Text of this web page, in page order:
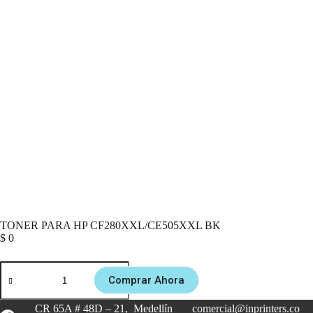
TONER PARA HP CF280XXL/CE505XXL BK
$ 0
Comprar Ahora
CR 65A # 48D – 21, Medellín comercial@inprinters.co